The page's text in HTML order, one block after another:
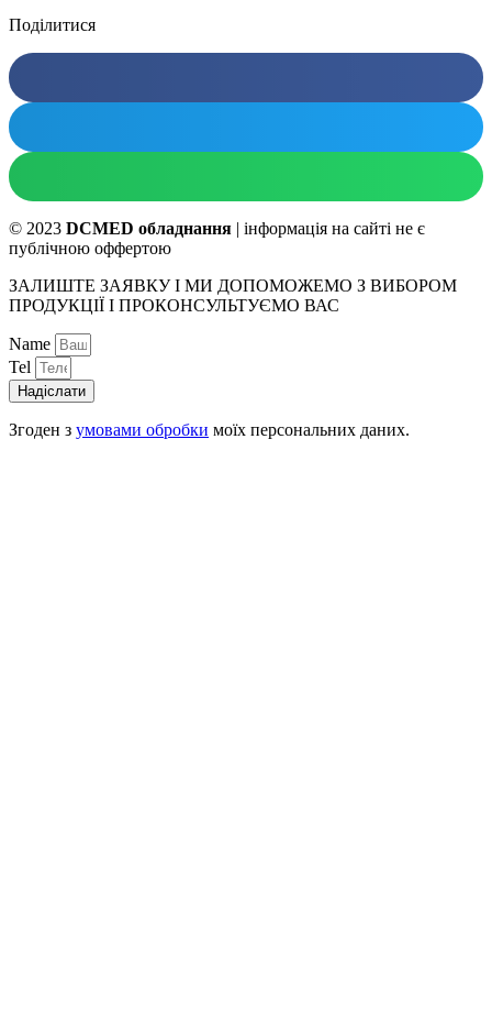
Поділитися
© 2023 DCMED обладнання | інформація на сайті не є
публічною оффертою
ЗАЛИШТЕ ЗАЯВКУ І МИ ДОПОМОЖЕМО З ВИБОРОМ
ПРОДУКЦІЇ І ПРОКОНСУЛЬТУЄМО ВАС
Name
Tel
Надіслати
Згоден з умовами обробки моїх персональних даних.